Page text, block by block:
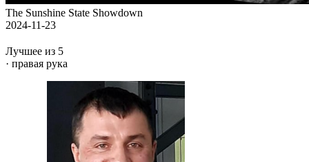
The Sunshine State Showdown
2024-11-23
Лучшее из 5
· правая рука